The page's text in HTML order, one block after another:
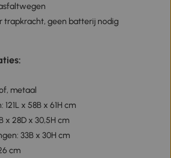
trapkracht, geen batterij nodig
metaal
x 58B x 61H cm
28D x 30,5H cm
33B x 30H cm
cm